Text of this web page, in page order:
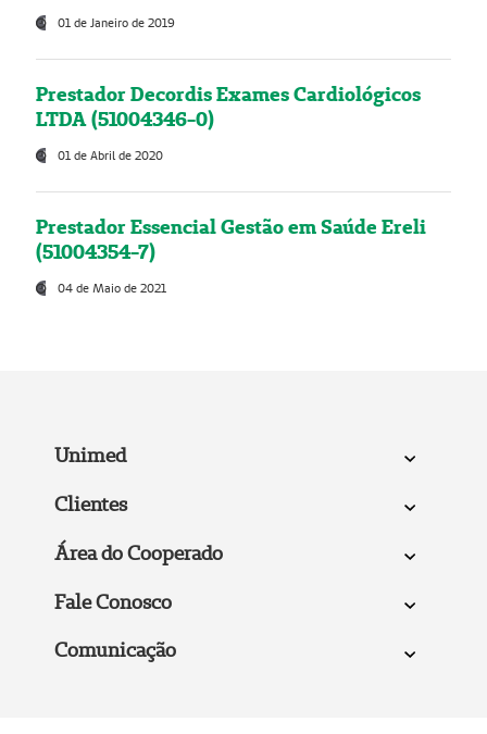
01 de Janeiro de 2019
Prestador Decordis Exames Cardiológicos
LTDA (51004346-0)
01 de Abril de 2020
Prestador Essencial Gestão em Saúde Ereli
(51004354-7)
04 de Maio de 2021
Unimed
Clientes
Área do Cooperado
Fale Conosco
Comunicação